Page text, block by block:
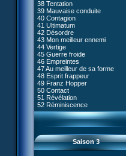
38 Tentation
39 Mauvaise conduite
40 Contagion
41 Ultimatum
42 Désordre
43 Mon meilleur ennemi
44 Vertige
45 Guerre froide
46 Empreintes
47 Au meilleur de sa forme
48 Esprit frappeur
49 Franz Hopper
50 Contact
51 Révélation
52 Réminiscence
Saison 3
53 Droit au coeur
54 Lyoko moins un
55 Raz de marée
56 Fausse piste
57 Aelita
58 Le prétendant
59 Le secret
60 Tarentule au plafond
61 Sabotage
62 Désincarnation
63 Triple sot
64 Surmenage
65 Dernier round
75 Corps céleste
76 Le lac
77 Torpilles virtuelles
78 Expérience
79 Arachnophobie
80 Kiwodd
81 Oeil pour oeil
82 Mémoire blanche
83 Superstition
84 Missile guidé
85 La belle de Kadic
86 Kiwi superstar
87 Planète bleue
88 Cousins ennemis
89 Il est sensé d'être insensé
90 Médusée
91 Mauvaises ondes
93 Retour
94 Contre-attaque
95 Souvenirs
#03 - Spectromania
#04 - Madame Einstein
#05 - Rivalité
#06 - Soupçons
#07 - Compte-à-rebours
#08 - Virus
#09 - Comment tromper XANA
#10 - Le réveil du guerrier
#11 - Rendez-vous
#12 - Chaos à Kadic
#13 - Vendredi 13
#14 - Intrusion
#15 - Les sans-codes
#16 - Confusion
#17 - Un avenir professionnel
assuré
#18 - Obstination
#19 - Le piège
#21 - Faux-semblants
#22 - Mutinerie